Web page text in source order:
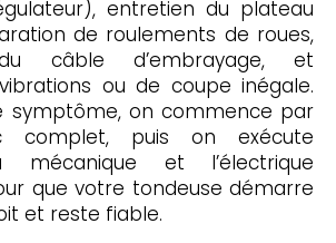
entretien du plateau
de roulements de roues,
câble d’embrayage, et
ou de coupe inégale.
symptôme, on commence par
complet, puis on exécute
mécanique et l’électrique
que votre tondeuse démarre
et reste fiable.